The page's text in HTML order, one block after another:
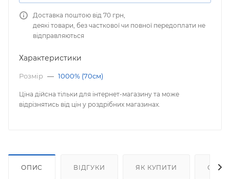
Доставка поштою від 70 грн,
деякі товари, без часткової чи повної передоплати не
відправляються
Характеристики
Розмір — 1000% (70см)
Ціна дійсна тільки для інтернет-магазину та може
відрізнятись від цін у роздрібних магазинах.
ОПИС ВІДГУКИ ЯК КУПИТИ